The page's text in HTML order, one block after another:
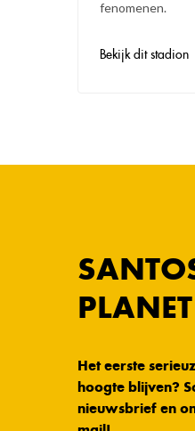
fenomenen.
Bekijk dit stadion
PLANET
Het eerste
hoogte blijven?
nieuwsbrief en